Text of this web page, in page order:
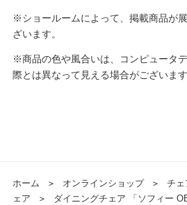
※ショールームによって、掲載商品が
ざいます。
※商品の色や風合いは、コンピュータ
際とは異なって見える場合がございます
ホーム ＞ オンラインショップ ＞ チェ
ェア
＞
ダイニングチェア 「ソフィー